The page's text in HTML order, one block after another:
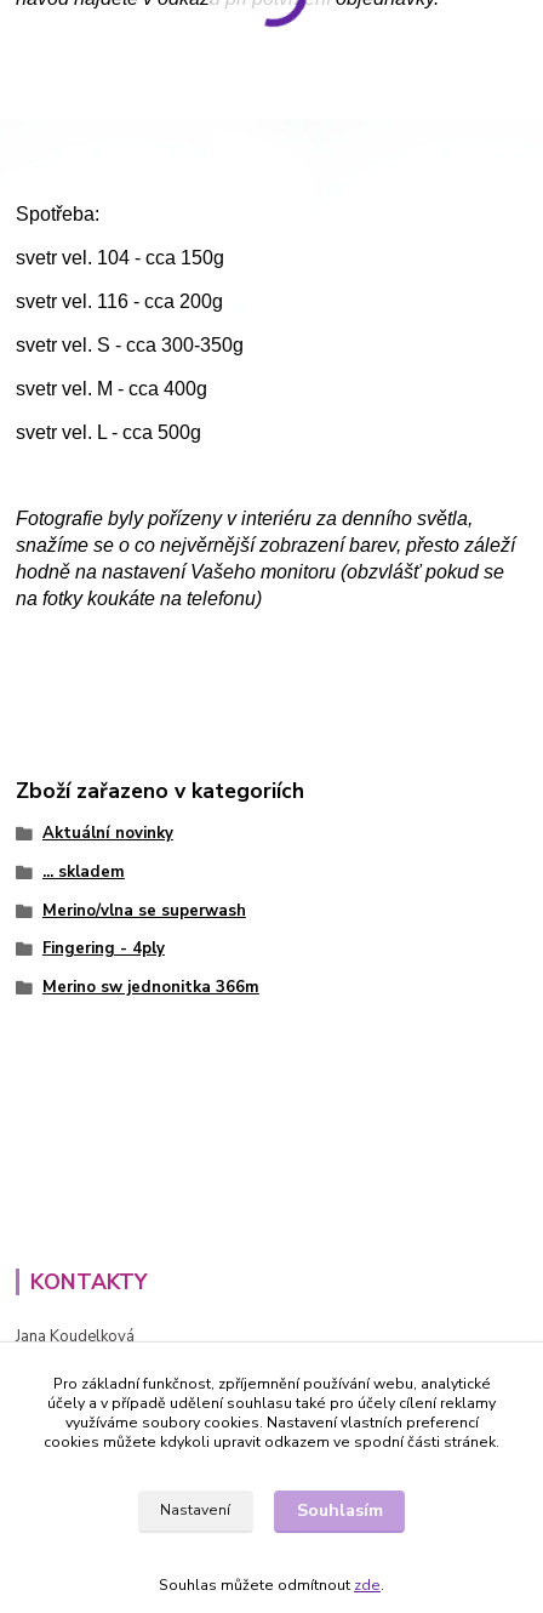
Spotřeba:
svetr vel. 104 - cca 150g
svetr vel. 116 - cca 200g
svetr vel. S - cca 300-350g
svetr vel. M - cca 400g
svetr vel. L - cca 500g
Fotografie byly pořízeny v interiéru za denního světla,
snažíme se o co nejvěrnější zobrazení barev, přesto záleží
hodně na nastavení Vašeho monitoru (obzvlášť pokud se
na fotky koukáte na telefonu)
Zboží zařazeno v kategoriích
Aktuální novinky
... skladem
Merino/vlna se superwash
Fingering - 4ply
Merino sw jednonitka 366m
KONTAKTY
Jana Koudelková
PO - PÁ (8-16h)
info@decida.cz
Pro základní funkčnost, zpříjemnění používání webu, analytické
účely a v případě udělení souhlasu také pro účely cílení reklamy
využíváme soubory cookies. Nastavení vlastních preferencí
cookies můžete kdykoli upravit odkazem ve spodní části stránek.
Nastavení Souhlasím
Souhlas můžete odmítnout zde.